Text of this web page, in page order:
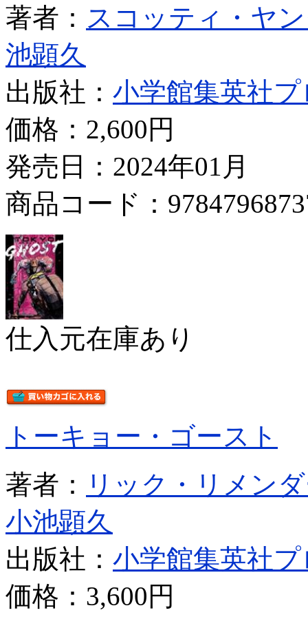
著者： スコッティ・ヤ
池顕久
出版社： 小学館集英社
価格： 2,600円
発売日：2024年01月
商品コード：
仕入元在庫あり
トーキョー・ゴースト
著者：
リック・リメン
小池顕久
出版社： 小学館集英社
価格： 3,600円